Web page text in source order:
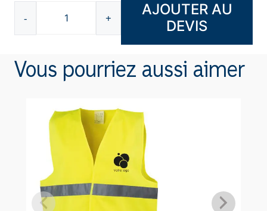
-
quantité
de
F334
+
AJOUTER AU
DEVIS
Vous pourriez aussi aimer